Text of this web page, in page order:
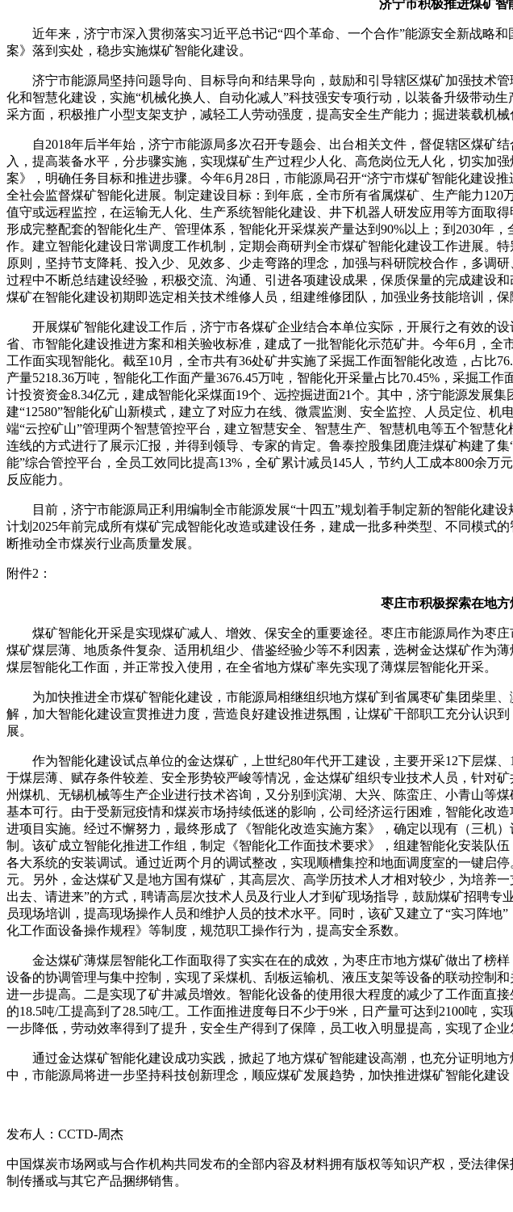
济宁市积极推进煤矿
近年来，济宁市深入贯彻落实习近平总书记“四个革命、一个合作”能源安全新战略
案》落到实处，稳步实施煤矿智能化建设。
济宁市能源局坚持问题导向、目标导向和结果导向，鼓励和引导辖区煤矿加强技术
化和智慧化建设，实施“机械化换人、自动化减人”科技强安专项行动，以装备升级带动
采方面，积极推广小型支架支护，减轻工人劳动强度，提高安全生产能力；掘进装载机械
自2018年后半年始，济宁市能源局多次召开专题会、出台相关文件，督促辖区煤矿
入，提高装备水平，分步骤实施，实现煤矿生产过程少人化、高危岗位无人化，切实加
案》，明确任务目标和推进步骤。今年6月28日，市能源局召开“济宁市煤矿智能化建设
全社会监督煤矿智能化进展。制定建设目标：到年底，全市所有省属煤矿、生产能力
值守或远程监控，在运输无人化、生产系统智能化建设、井下机器人研发应用等方面取
形成完整配套的智能化生产、管理体系，智能化开采煤炭产量达到90%以上；到2030年
作。建立智能化建设日常调度工作机制，定期会商研判全市煤矿智能化建设工作进展。
原则，坚持节支降耗、投入少、见效多、少走弯路的理念，加强与科研院校合作，多调
过程中不断总结建设经验，积极交流、沟通、引进各项建设成果，保质保量的完成建设
煤矿在智能化建设初期即选定相关技术维修人员，组建维修团队，加强业务技能培训，
开展煤矿智能化建设工作后，济宁市各煤矿企业结合本单位实际，开展行之有效的
省、市智能化建设推进方案和相关验收标准，建成了一批智能化示范矿井。今年6月，
工作面实现智能化。截至10月，全市共有36处矿井实施了采掘工作面智能化改造，占比
产量5218.36万吨，智能化工作面产量3676.45万吨，智能化开采量占比70.45%，采掘工
计投资资金8.34亿元，建成智能化采煤面19个、远控掘进面21个。其中，济宁能源发展
建“12580”智能化矿山新模式，建立了对应力在线、微震监测、安全监控、人员定位、
端“云控矿山”管理两个智慧管控平台，建立智慧安全、智慧生产、智慧机电等五个智慧
连线的方式进行了展示汇报，并得到领导、专家的肯定。鲁泰控股集团鹿洼煤矿构建了
能”综合管控平台，全员工效同比提高13%，全矿累计减员145人，节约人工成本800余
反应能力。
目前，济宁市能源局正利用编制全市能源发展“十四五”规划着手制定新的智能化建设
计划2025年前完成所有煤矿完成智能化改造或建设任务，建成一批多种类型、不同模式
断推动全市煤炭行业高质量发展。
附件2：
枣庄市积极探索在地
煤矿智能化开采是实现煤矿减人、增效、保安全的重要途径。枣庄市能源局作为枣
煤矿煤层薄、地质条件复杂、适用机组少、借鉴经验少等不利因素，选树金达煤矿作为
煤层智能化工作面，并正常投入使用，在全省地方煤矿率先实现了薄煤层智能化开采。
为加快推进全市煤矿智能化建设，市能源局相继组织地方煤矿到省属枣矿集团柴里
解，加大智能化建设宣贯推进力度，营造良好建设推进氛围，让煤矿干部职工充分认识
展。
作为智能化建设试点单位的金达煤矿，上世纪80年代开工建设，主要开采12下层煤、
于煤层薄、赋存条件较差、安全形势较严峻等情况，金达煤矿组织专业技术人员，针对
州煤机、无锡机械等生产企业进行技术咨询，又分别到滨湖、大兴、陈蛮庄、小青山等
基本可行。由于受新冠疫情和煤炭市场持续低迷的影响，公司经济运行困难，智能化改
进项目实施。经过不懈努力，最终形成了《智能化改造实施方案》，确定以现有（三机
制。该矿成立智能化推进工作组，制定《智能化工作面技术要求》，组建智能化安装队
各大系统的安装调试。通过近两个月的调试整改，实现顺槽集控和地面调度室的一键启
元。另外，金达煤矿又是地方国有煤矿，其高层次、高学历技术人才相对较少，为培养
出去、请进来”的方式，聘请高层次技术人员及行业人才到矿现场指导，鼓励煤矿招聘
员现场培训，提高现场操作人员和维护人员的技术水平。同时，该矿又建立了“实习阵
化工作面设备操作规程》等制度，规范职工操作行为，提高安全系数。
金达煤矿薄煤层智能化工作面取得了实实在在的成效，为枣庄市地方煤矿做出了榜
设备的协调管理与集中控制，实现了采煤机、刮板运输机、液压支架等设备的联动控制
进一步提高。二是实现了矿井减员增效。智能化设备的使用很大程度的减少了工作面直
的18.5吨/工提高到了28.5吨/工。工作面推进度每日不少于9米，日产量可达到2100吨，
一步降低，劳动效率得到了提升，安全生产得到了保障，员工收入明显提高，实现了企业
通过金达煤矿智能化建设成功实践，掀起了地方煤矿智能建设高潮，也充分证明地
中，市能源局将进一步坚持科技创新理念，顺应煤矿发展趋势，加快推进煤矿智能化建
发布人：CCTD-周杰
中国煤炭市场网或与合作机构共同发布的全部内容及材料拥有版权等知识产权，受法律
制传播或与其它产品捆绑销售。